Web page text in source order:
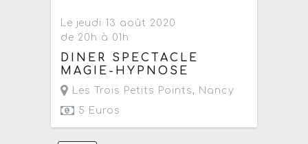
Le jeudi 13 août 2020
de 20h à 01h
DINER SPECTACLE
MAGIE-HYPNOSE
Les Trois Petits Points, Nancy
5 Euros